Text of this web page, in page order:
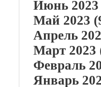
Июнь 2023
Май 2023
Апрель
Март 2023
Февраль
Январь